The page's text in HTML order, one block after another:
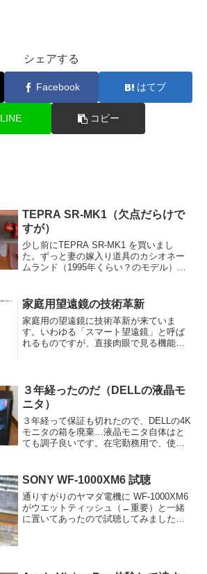
シェアする
Facebook はてブ
LINE コピー
TEPRA SR-MK1（欠点だらけで
すが）
少し前にTEPRA SR-MK1 を買いまし
た。ずっと妻の嫁入り道具のカシオネー
ムランド（1995年くらい？のモデル）を
ホでできるんだよね？と本機にしたもの
です。ですが...
家庭用望遠鏡の技術革新
家庭用の望遠鏡に技術革新が来ていま
す。いわゆる「スマート望遠鏡」と呼ば
れるものですが、直接肉眼で見る機能を
そらくですが、撮像素子（C...
３年経ったのだ（DELLの液晶モ
ニタ）
３年経って保証も切れたので、DELLの4K
モニタの箱を廃棄…液晶モニタ自体はと
ても調子良いです。在宅勤務用で、使用
れだけ安ければ（得られるパフォーマン
SONY WF-1000XM6 試聴
通りすがりのヤマダ電機に WF-1000XM6
がウエットティッシュ（←重要）と一緒
に置いてあったので試聴してみました。